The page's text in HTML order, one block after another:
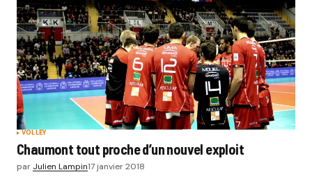
VOLLEY
Chaumont tout proche d’un nouvel exploit
par Julien Lampin17 janvier 2018